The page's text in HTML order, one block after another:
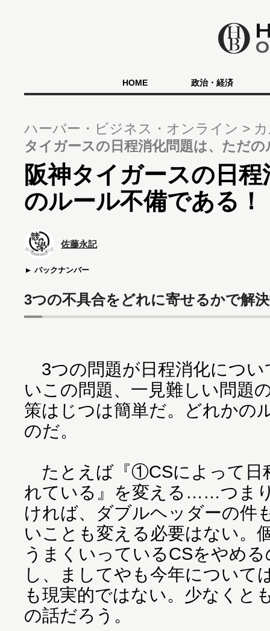
HOME 政治・経済
ハーバー・ビジネス・オンライン
タイガースの日程消化問題は、ただ
阪神タイガースの日
のルール不備である！
佐藤永記
バックナンバー
3つの不具合をどれに寄せるかで解
3つの問題が日程消化につい
いこの問題、一見難しい問題
策はじつは簡単だ。どれかの
のだ。
たとえば『①CSによって日
れている』を変える……つま
ければ、ダブルヘッダーの件
いことも変える必要はない。
うまくいっているCSをやめ
し、ましてやも今年について
も現実的ではない。少なくと
の話だろう。